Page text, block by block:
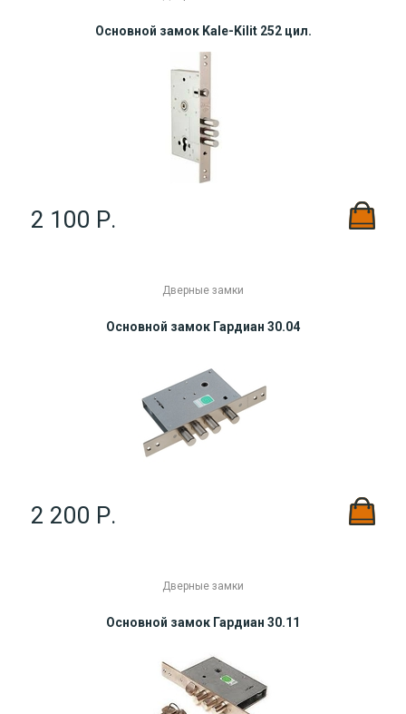
Основной замок Kale-Kilit 252 цил.
2 100 Р.
Дверные замки
Основной замок Гардиан 30.04
2 200 Р.
Дверные замки
Основной замок Гардиан 30.11